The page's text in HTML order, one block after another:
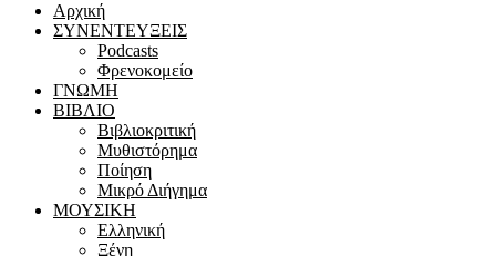
Αρχική
ΣΥΝΕΝΤΕΥΞΕΙΣ
Podcasts
Φρενοκομείο
ΓΝΩΜΗ
ΒΙΒΛΙΟ
Βιβλιοκριτική
Μυθιστόρημα
Ποίηση
Μικρό Διήγημα
ΜΟΥΣΙΚΗ
Ελληνική
Ξένη